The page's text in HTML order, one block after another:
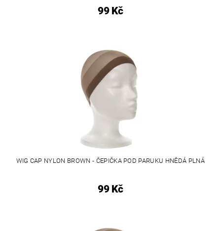
99 Kč
WIG CAP NYLON BROWN - ČEPIČKA POD PARUKU HNĚDÁ PLNÁ
99 Kč